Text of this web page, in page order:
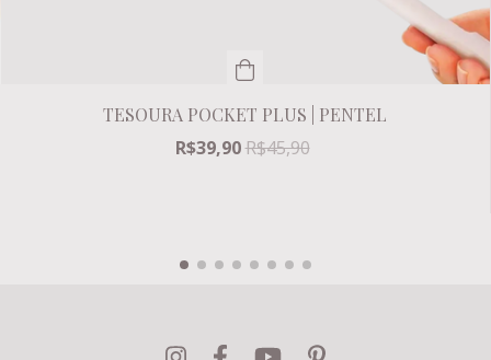
TESOURA POCKET PLUS | PENTEL
R$39,90R$45,90